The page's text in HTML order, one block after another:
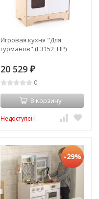
Игровая кухня "Для
гурманов" (E3152_HP)
20 529 ₽
0
В корзину
Недоступен
-29%